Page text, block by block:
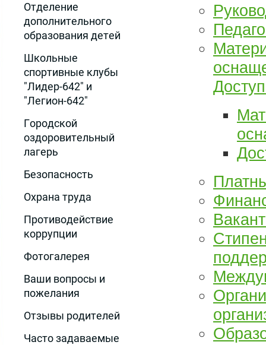
Отделение
дополнительного
образования детей
Школьные
спортивные клубы
"Лидер-642" и
"Легион-642"
Городской
оздоровительный
лагерь
Безопасность
Охрана труда
Противодействие
коррупции
Фотогалерея
Ваши вопросы и
пожелания
Отзывы родителей
Часто задаваемые